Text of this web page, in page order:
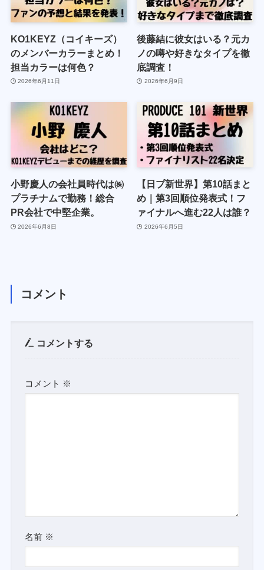
KO1KEYZ（コイキーズ）
のメンバーカラーまとめ！
担当カラーは何色？
2026年6月11日
後藤結に彼女はいる？元カ
ノの噂や好きなタイプを徹
底調査！
2026年6月9日
小野慶人の会社員時代は㈱
プラチナムで勤務！総合
PR会社で中堅企業。
2026年6月8日
【日プ新世界】第10話まと
め｜第3回順位発表式！フ
ァイナルへ進む22人は誰？
2026年6月5日
コメント
コメントする
コメント ※
名前 ※